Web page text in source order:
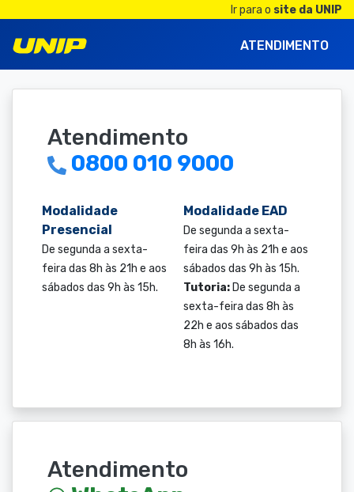
Ir para o site da UNIP
ATENDIMENTO
Atendimento
0800 010 9000
Modalidade
Presencial
De segunda a sexta-
feira das 8h às 21h e aos
sábados das 9h às 15h.
Modalidade EAD
De segunda a sexta-
feira das 9h às 21h e aos
sábados das 9h às 15h.
Tutoria: De segunda a
sexta-feira das 8h às
22h e aos sábados das
8h às 16h.
Atendimento